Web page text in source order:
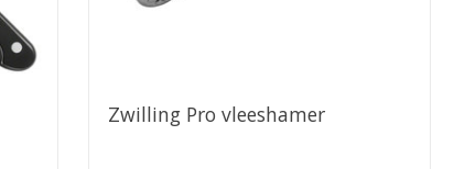
Zwilling Pro vleeshamer